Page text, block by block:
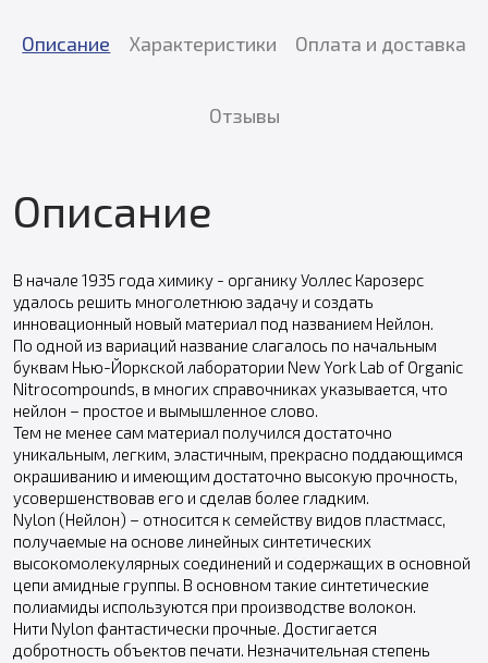
Описание Характеристики Оплата и доставка
Отзывы
Описание
В начале 1935 года химику - органику Уоллес Карозерс
удалось решить многолетнюю задачу и создать
инновационный новый материал под названием Нейлон.
По одной из вариаций название слагалось по начальным
буквам Нью-Йоркской лаборатории New York Lab of Organic
Nitrocompounds, в многих справочниках указывается, что
нейлон – простое и вымышленное слово.
Тем не менее сам материал получился достаточно
уникальным, легким, эластичным, прекрасно поддающимся
окрашиванию и имеющим достаточно высокую прочность,
усовершенствовав его и сделав более гладким.
Nylon (Нейлон) – относится к семейству видов пластмасс,
получаемые на основе линейных синтетических
высокомолекулярных соединений и содержащих в основной
цепи амидные группы. В основном такие синтетические
полиамиды используются при производстве волокон.
Нити Nylon фантастически прочные. Достигается
добротность объектов печати. Незначительная степень